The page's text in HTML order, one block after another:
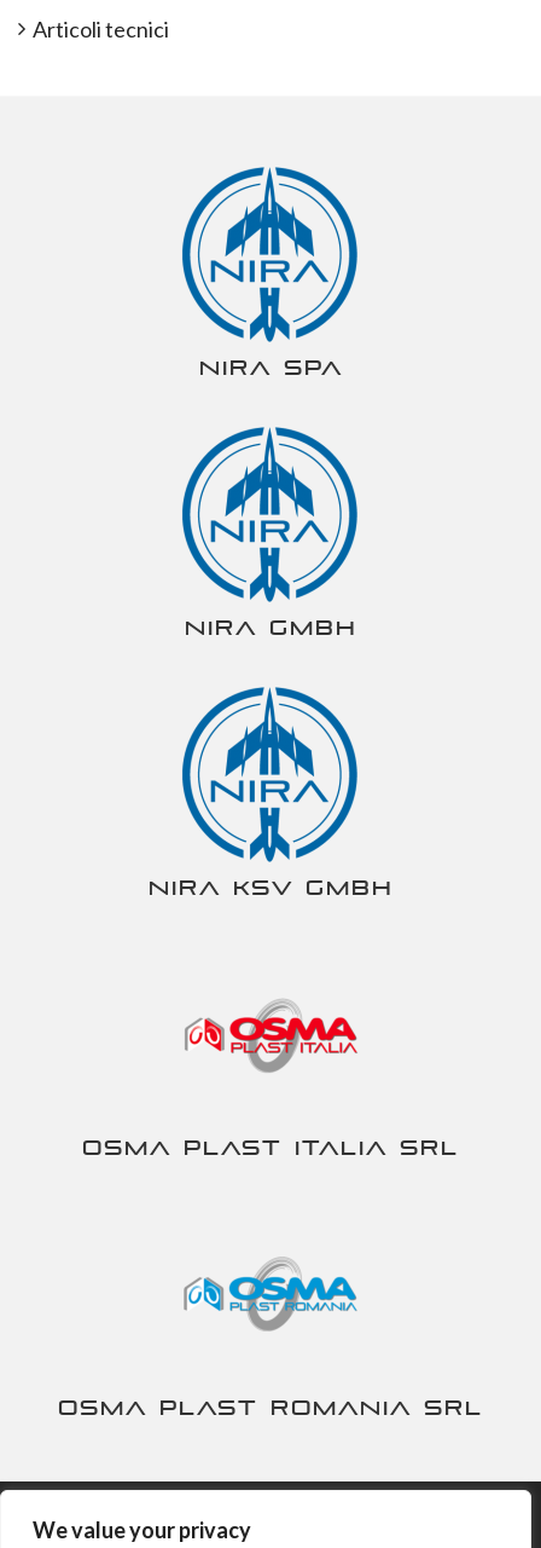
We value your privacy
Articoli tecnici
NIRA spa
NIRA gmbh
NIRA KSV gmbh
Osma Plast Italia srl
Osma Plast Romania srl
Nira S.p.A. - P.IVA IT00230840167 -